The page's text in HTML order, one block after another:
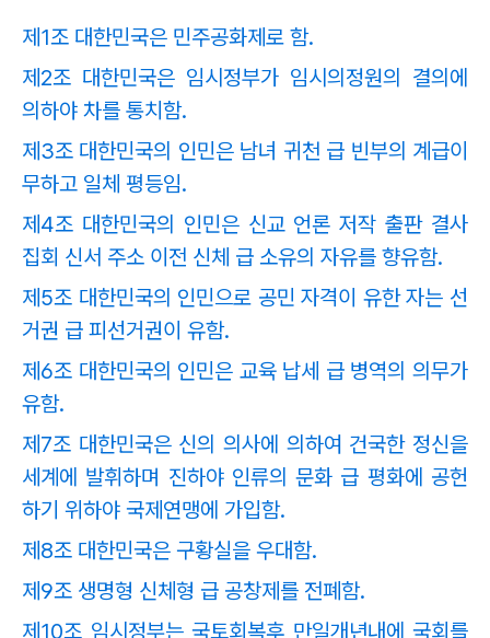
제1조 대한민국은 민주공화제로 함.
제2조 대한민국은 임시정부가 임시의정원의 결의에
의하야 차를 통치함.
제3조 대한민국의 인민은 남녀 귀천 급 빈부의 계급이
무하고 일체 평등임.
제4조 대한민국의 인민은 신교 언론 저작 출판 결사
집회 신서 주소 이전 신체 급 소유의 자유를 향유함.
제5조 대한민국의 인민으로 공민 자격이 유한 자는 선
거권 급 피선거권이 유함.
제6조 대한민국의 인민은 교육 납세 급 병역의 의무가
유함.
제7조 대한민국은 신의 의사에 의하여 건국한 정신을
세계에 발휘하며 진하야 인류의 문화 급 평화에 공헌
하기 위하야 국제연맹에 가입함.
제8조 대한민국은 구황실을 우대함.
제9조 생명형 신체형 급 공창제를 전폐함.
제10조 임시정부는 국토회복후 만일개년내에 국회를